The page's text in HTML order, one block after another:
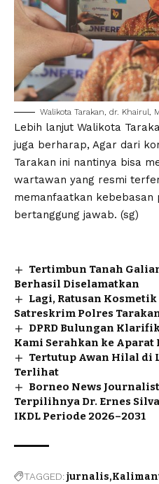
Walikota Tarakan, dr. Khairul,
Lebih lanjut Walikota
juga berharap, Agar dari
Tarakan ini nantinya bisa
wartawan yang resmi
memanfaatkan kebebasan
bertanggung jawab. (sg)
Tertimbun Tanah
Berhasil Diselamatkan
Lagi, Ratusan
Satreskrim Polres
DPRD Bulungan
Kami Serahkan ke
Tertutup Awan Hilal di
Terlihat
Borneo News
Terpilihnya Dr. Ernes
IKDL Periode 2026–2031
TAGGED:jurnalis